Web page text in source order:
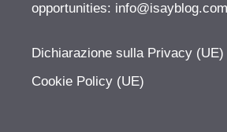
opportunities:
Dichiarazione sulla Privacy (UE)
Cookie Policy (UE)